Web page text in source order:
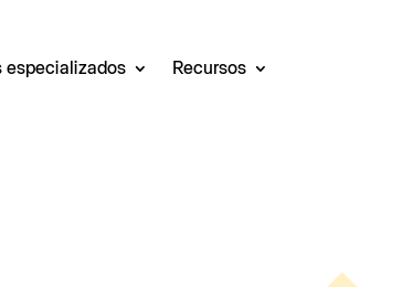
especializados
Recursos